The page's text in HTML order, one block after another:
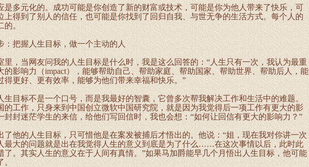
元化的。成功可能是你创造了新的财富或技术，可能是你为他人带来了快乐，可
上得到了别人的信任，也可能是你找到了回归自我、与世无争的生活方式。每个人的
的。
把握人生目标，做一个主动的人
当网友问我的人生目标是什么时，我是这么回答的：“人生只有一次，我认为最重
的影响力（impact），能够帮助自己、帮助家庭、帮助国家、帮助世界、帮助后人，能
得更好、更有效率，能够为他们带来幸福和快乐。”
标不是一个口号，而是我最好的智囊，它曾多次帮我解决工作和生活中的难题。
的工作，只身来到中国创立微软中国研究院，就是因为我觉得后一项工作有更大的影
封封迷茫学生的来信，给他们写回信时，我也会想：“如何让回信有更大的影响力？”
的人生目标，只可惜他是在案发被捕后才悟出的。他说：“姐，现在我对你讲一次
最大的问题就是出在我觉得人生的意义到底是为了什么……在这次事情以后，此时此
了。其实人生的意义在于人间有真情。”如果马加爵能早几个月悟出人生目标，他可能
。